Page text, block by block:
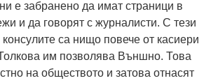
е забранено да имат страници в
и да говорят с журналисти. С тези
са нищо повече от касиери
им позволява Външно. Това
на обществото и затова отнасят